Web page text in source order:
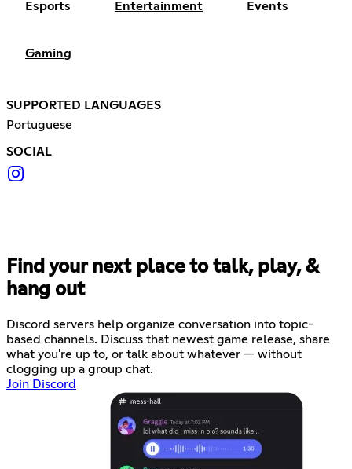
Esports Entertainment Events
Gaming
SUPPORTED LANGUAGES
Portuguese
SOCIAL
Find your next place to talk, play, &
hang out
Discord servers help organize conversation into topic-
based channels. Discuss that newest game release, share
what you're up to, or talk about whatever — without
clogging up a group chat.
Join Discord